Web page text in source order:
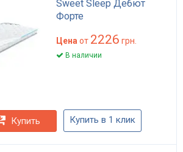
Sweet Sleep Дебют
Форте
Цена от 2226 грн.
В наличии
Купить Купить в 1 клик